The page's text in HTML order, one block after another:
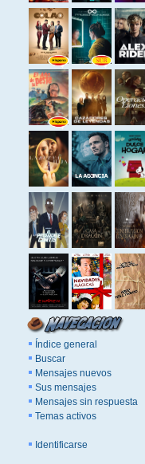
Índice general
Buscar
Mensajes nuevos
Sus mensajes
Mensajes sin respuesta
Temas activos
Identificarse